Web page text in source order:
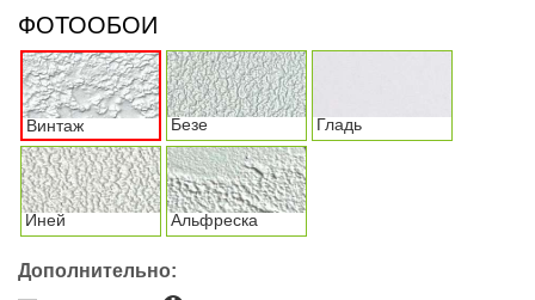
ФОТООБОИ
Винтаж Безе Гладь
Иней Альфреска
Дополнительно: